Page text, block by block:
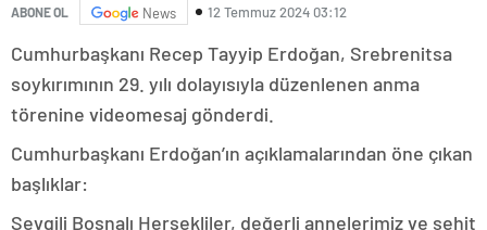
ABONE OL News 12 Temmuz 2024 03:12
Cumhurbaşkanı Recep Tayyip Erdoğan, Srebrenitsa
soykırımının 29. yılı dolayısıyla düzenlenen anma
törenine videomesaj gönderdi.
Cumhurbaşkanı Erdoğan’ın açıklamalarından öne çıkan
başlıklar:
Sevgili Bosnalı Hersekliler, değerli annelerimiz ve şehit